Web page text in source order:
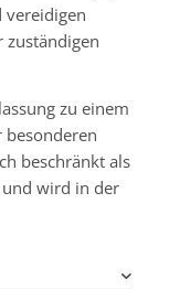
vereidigen
zuständigen
zu einem
besonderen
beschränkt als
wird in der